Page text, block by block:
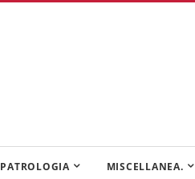
PATROLOGIA MISCELLANEA.